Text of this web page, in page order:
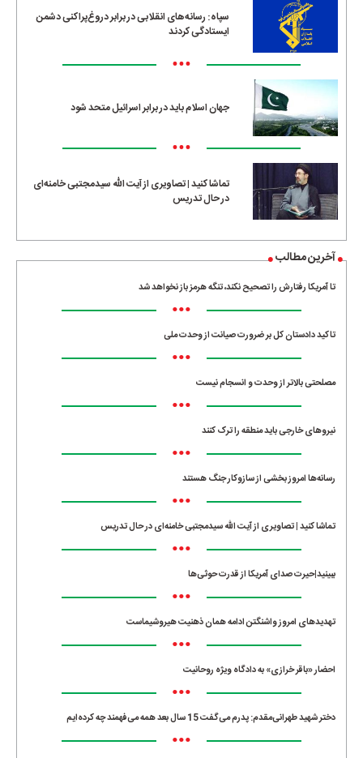
سپاه: رسانه‌های انقلابی در برابر دروغ‌پراکنی دشمن
ایستادگی کردند
•••
جهان اسلام باید در برابر اسرائیل متحد شود
•••
تماشا کنید | تصاویری از آیت الله سیدمجتبی خامنه‌ای
در حال تدریس
آخرین مطالب
تا آمریکا رفتارش را تصحیح نکند، تنگه هرمز باز نخواهد شد
•••
تاکید دادستان کل بر ضرورت صیانت از وحدت ملی
•••
مصلحتی بالاتر از وحدت و انسجام نیست
•••
نیروهای خارجی باید منطقه را ترک کنند
•••
رسانه‌ها امروز بخشی از سازوکار جنگ هستند
•••
تماشا کنید | تصاویری از آیت الله سیدمجتبی خامنه‌ای در حال تدریس
•••
ببینید|حیرت صدای آمریکا از قدرت حوثی‌ها
•••
تهدیدهای امروز واشنگتن ادامه همان ذهنیت هیروشیماست
•••
احضار «باقر خرازی» به دادگاه ویژه روحانیت
•••
دختر شهید طهرانی‌مقدم: پدرم می‌گفت 15 سال بعد همه می‌فهمند چه کرده‌ایم
•••